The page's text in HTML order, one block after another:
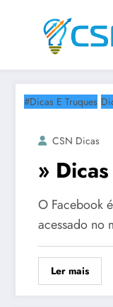
#Dicas E Truques
CSN Dicas
»
O Facebook
acessado no
Ler mais